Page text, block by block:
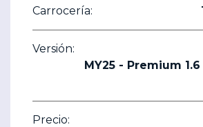
Carrocería:
Versión:
MY25 - Premium
Precio: